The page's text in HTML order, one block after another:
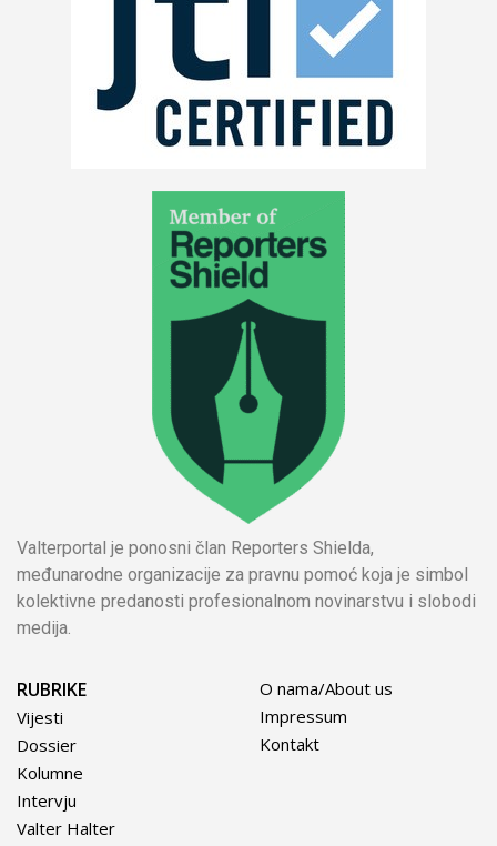
Valterportal je ponosni član Reporters Shielda,
međunarodne organizacije za pravnu pomoć koja je simbol
kolektivne predanosti profesionalnom novinarstvu i slobodi
medija.
RUBRIKE
Vijesti
Dossier
Kolumne
Intervju
Valter Halter
O nama/About us
Impressum
Kontakt